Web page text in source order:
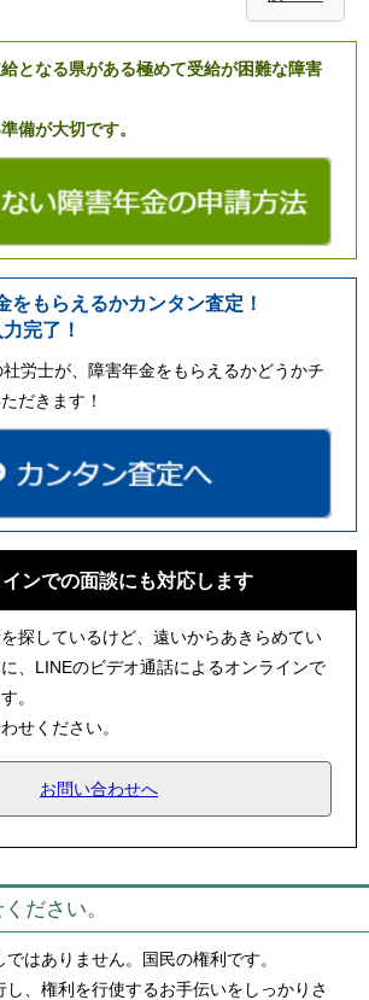
となる県がある極めて受給が困難な障害
備が大切です。
をもらえるかカンタン査定！
完了！
労士が、障害年金をもらえるかどうかチ
だきます！
ンでの面談にも対応します
探しているけど、遠いからあきらめてい
、LINEのビデオ通話によるオンラインで
。
せください。
お問い合わせへ
ださい。
はありません。国民の権利です。
、権利を行使するお手伝いをしっかりさ